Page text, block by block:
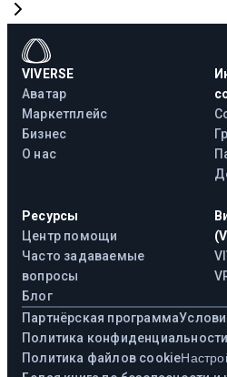
VIVERSE
Аватар
Маркетплейс
Бизнес
О нас
Ресурсы
Центр помощи
Часто задаваемые
вопросы
Блог
Партнёрская программа
Политика конфиденциальности
Политика файлов cookie